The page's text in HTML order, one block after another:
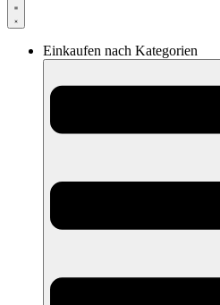
Einkaufen nach Kategorien